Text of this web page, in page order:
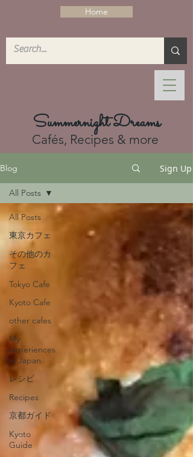
Home
Summernight Dreams
Cafés, Recipes & more
Blog Sign Up
All Posts
東京カフェ
その他のカ
フェ
Tokyo Cafe
Kyoto Cafe
other cafes
My
experiences
in Japan
レシピ
Recipes
京都ガイド
Kyoto
Guide
All Posts